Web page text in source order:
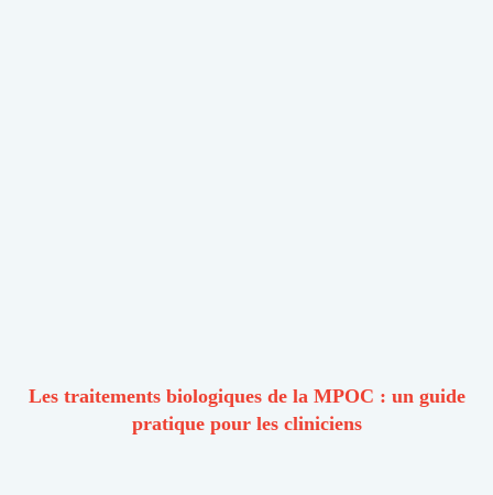
Les traitements biologiques de la MPOC : un guide
pratique pour les cliniciens